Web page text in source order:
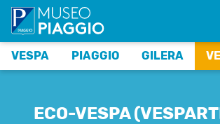
VESPA PIAGGIO GILERA
ECO-VESPA